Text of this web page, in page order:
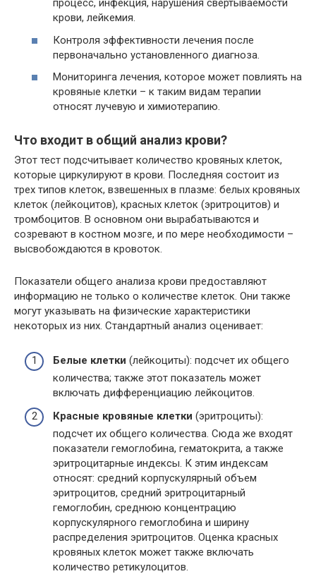
процесс, инфекция, нарушения свертываемости
крови, лейкемия.
Контроля эффективности лечения после
первоначально установленного диагноза.
Мониторинга лечения, которое может повлиять на
кровяные клетки – к таким видам терапии
относят лучевую и химиотерапию.
Что входит в общий анализ крови?
Этот тест подсчитывает количество кровяных клеток,
которые циркулируют в крови. Последняя состоит из
трех типов клеток, взвешенных в плазме: белых кровяных
клеток (лейкоцитов), красных клеток (эритроцитов) и
тромбоцитов. В основном они вырабатываются и
созревают в костном мозге, и по мере необходимости –
высвобождаются в кровоток.
Показатели общего анализа крови предоставляют
информацию не только о количестве клеток. Они также
могут указывать на физические характеристики
некоторых из них. Стандартный анализ оценивает:
Белые клетки (лейкоциты): подсчет их общего
количества; также этот показатель может
включать дифференциацию лейкоцитов.
Красные кровяные клетки (эритроциты):
подсчет их общего количества. Сюда же входят
показатели гемоглобина, гематокрита, а также
эритроцитарные индексы. К этим индексам
относят: средний корпускулярный объем
эритроцитов, средний эритроцитарный
гемоглобин, среднюю концентрацию
корпускулярного гемоглобина и ширину
распределения эритроцитов. Оценка красных
кровяных клеток может также включать
количество ретикулоцитов.